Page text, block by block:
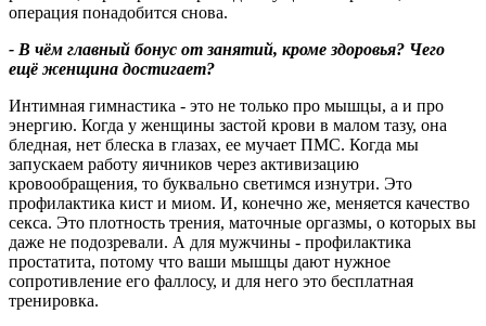
операция понадобится снова.
- В чём главный бонус от занятий, кроме здоровья? Чего
ещё женщина достигает?
Интимная гимнастика - это не только про мышцы, а и про
энергию. Когда у женщины застой крови в малом тазу, она
бледная, нет блеска в глазах, ее мучает ПМС. Когда мы
запускаем работу яичников через активизацию
кровообращения, то буквально светимся изнутри. Это
профилактика кист и миом. И, конечно же, меняется качество
секса. Это плотность трения, маточные оргазмы, о которых вы
даже не подозревали. А для мужчины - профилактика
простатита, потому что ваши мышцы дают нужное
сопротивление его фаллосу, и для него это бесплатная
тренировка.